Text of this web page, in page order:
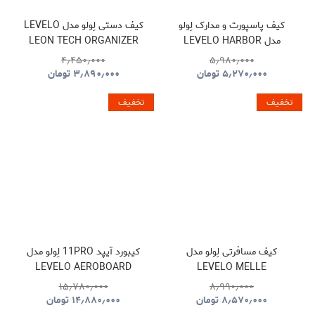
کیف پاسپورت و مدارک لِولو
مدل LEVELO HARBOR
PASSPORT HOLDER WITH
FIND MY LOCATION
۵٫۹۸۰٫۰۰۰
۵٫۲۷۰٫۰۰۰تومان
کیف دستی لِولو مدل LEVELO
LEON TECH ORGANIZER
POUCH
۴٫۴۵۰٫۰۰۰
۳٫۸۹۰٫۰۰۰ تومان
تخفیف
کیف مسافرتی لِولو مدل
LEVELO MELLE
POLYESTER TRAVEL
DUFFLE BAG
۸٫۹۹۰٫۰۰۰
۸٫۵۷۰٫۰۰۰ تومان
تخفیف
کیبورد آیپد 11PRO لِولو مدل
LEVELO AEROBOARD
SAFFIANO LEATHER
WIRELESS KEYBOARD
۱۵٫۷۸۰٫۰۰۰
۱۴٫۸۸۰٫۰۰۰ تومان